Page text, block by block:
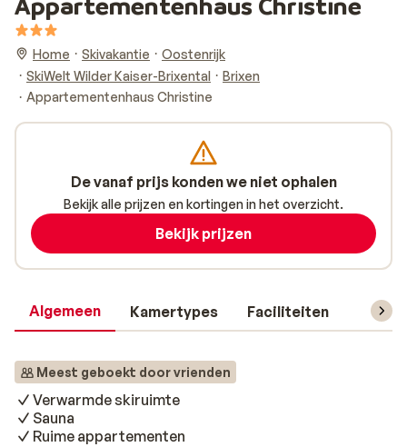
Home Skivakantie
Oostenrijk
SkiWelt Wilder Kaiser-Brixental
Brixen
Appartementenhaus Christine
Algemeen Kamertypes Faciliteiten
Meest geboekt door vrienden
Verwarmde skiruimte
Sauna
Ruime appartementen
De vanaf prijs konden we niet ophalen
Bekijk alle prijzen en kortingen in het overzicht.
Bekijk prijzen